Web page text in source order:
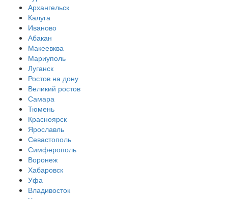
Архангельск
Калуга
Иваново
Абакан
Макеевква
Мариуполь
Луганск
Ростов на дону
Великий ростов
Самара
Тюмень
Красноярск
Ярославль
Севастополь
Симферополь
Воронеж
Хабаровск
Уфа
Владивосток